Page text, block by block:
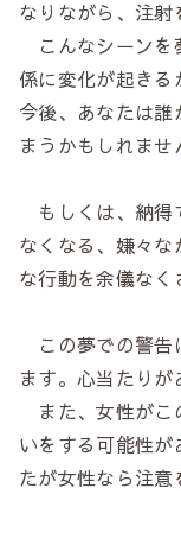
なりながら、注射
こんなシーンを
係に変化が起きる
今後、あなたは
まうかもしれませ
もしくは、納得
なくなる、嫌々
な行動を余儀なく
この夢での警告
ます。心当たりが
また、女性がこ
いをする可能性
たが女性なら注意